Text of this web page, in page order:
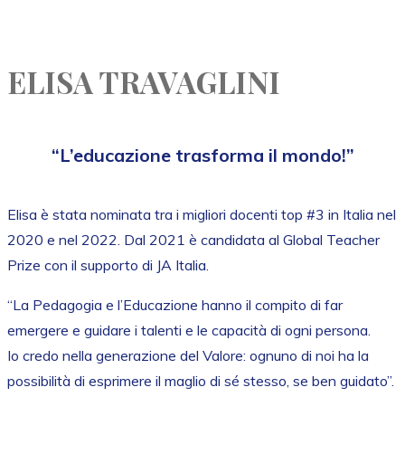
ELISA TRAVAGLINI
“L’educazione trasforma il mondo!”
Elisa è stata nominata tra i migliori docenti top #3 in Italia nel
2020 e nel 2022. Dal 2021 è candidata al Global Teacher
Prize con il supporto di JA Italia.
“La Pedagogia e l’Educazione hanno il compito di far
emergere e guidare i talenti e le capacità di ogni persona.
Io credo nella generazione del Valore: ognuno di noi ha la
possibilità di esprimere il maglio di sé stesso, se ben guidato”.